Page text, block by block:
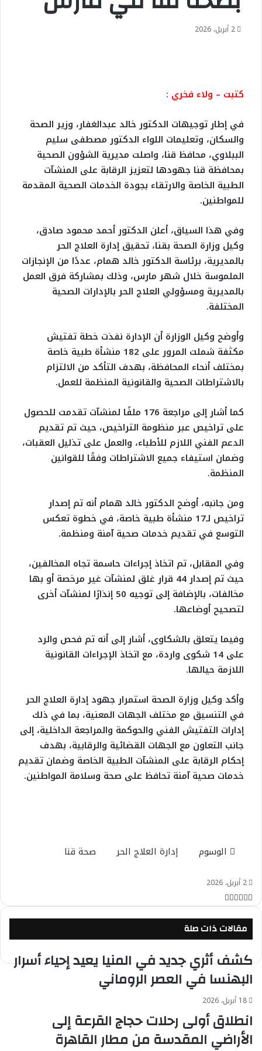
2 أبريل، 2026
كتبت – ولاء فخري :
في إطار توجيهات الدكتور خالد عبدالغفار، وزير الصحة
والسكان، وتعليمات اللواء الدكتور مصطفى سليم
الببلاوي، محافظ قنا، واصلت مديرية الشؤون الصحية
بمحافظة قنا جهودها لتعزيز الرقابة على المنشآت
الطبية الخاصة والارتقاء بجودة الخدمات الصحية المقدمة
للمواطنين.
وفي هذا السياق، أعلن الدكتور أحمد محمود صادق،
وكيل وزارة الصحة بقنا، تحقيق إدارة العلاج الحر
بالمديرية، برئاسة الدكتور خالد همام، عددًا من الإنجازات
الملموسة خلال شهر مارس، وذلك بمشاركة فرق العمل
بالمديرية ومسؤولي العلاج الحر بالإدارات الصحية
المختلفة.
وأوضح وكيل الوزارة أن الإدارة نفذت خطة تفتيش
مكثفة شملت المرور على 182 منشأة طبية خاصة
بمختلف أنحاء المحافظة، بهدف التأكد من الالتزام
بالاشتراطات الصحية والقانونية المنظمة للعمل.
كما أشار إلى مراجعة 176 ملفًا لمنشآت تقدمت للحصول
على تراخيص عبر منظومة التراخيص، حيث تم تقديم
الدعم الفني اللازم للأطباء، والعمل على تذليل العقبات،
وضمان استيفاء جميع الاشتراطات وفقًا للقوانين
المنظمة.
ومن جانبه، أوضح الدكتور خالد همام أنه تم إصدار
تراخيص لـ17 منشأة طبية خاصة، في خطوة تعكس
التوسع في تقديم خدمات صحية آمنة ومنظمة.
وفي المقابل، تم اتخاذ إجراءات حاسمة تجاه المخالفين،
حيث تم إصدار 44 قرار غلق لمنشآت غير مرخصة أو بها
مخالفات، بالإضافة إلى توجيه 50 إنذارًا لمنشآت أخرى
لتصحيح أوضاعها.
وفيما يتعلق بالشكاوى، أشار إلى أنه تم فحص والرد
على 14 شكوى واردة، مع اتخاذ الإجراءات القانونية
اللازمة حيالها.
وأكد وكيل وزارة الصحة استمرار جهود إدارة العلاج الحر
في التنسيق مع مختلف الجهات المعنية، بما في ذلك
إدارات التفتيش الفني والحوكمة والمراجعة الداخلية، إلى
جانب التعاون مع الجهات القضائية والرقابية، بهدف
إحكام الرقابة على المنشآت الطبية الخاصة وضمان تقديم
خدمات صحية آمنة تحافظ على صحة وسلامة المواطنين.
الوسوم إدارة العلاج الحر صحة قنا
2 أبريل، 2026
س
ب
ك
ي
ت
ت
س
ب
ل
ق
ا
م
ا
ر
ة
ع
ب
ر
ل
ب
ر
ا
ع
مقالات ذات صلة
كشف أثري جديد في المنيا يعيد إحياء أسرار
البهنسا في العصر الروماني
18 أبريل، 2026
انطلاق أولى رحلات حجاج القرعة إلى
الأراضي المقدسة من مطار القاهرة